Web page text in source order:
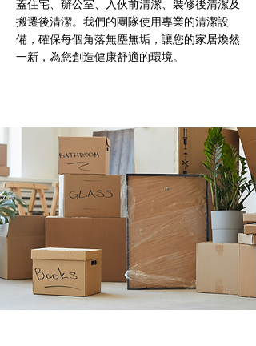
蓋住宅、辦公室、入伙前清潔、裝修後清潔及
搬遷後清潔。我們的團隊使用專業的清潔設
備，確保每個角落無塵無垢，讓您的家居煥然
一新，為您創造健康舒適的環境。